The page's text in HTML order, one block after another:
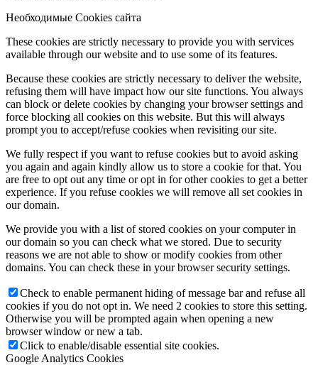
Необходимые Cookies сайта
These cookies are strictly necessary to provide you with services
available through our website and to use some of its features.
Because these cookies are strictly necessary to deliver the website,
refusing them will have impact how our site functions. You always
can block or delete cookies by changing your browser settings and
force blocking all cookies on this website. But this will always
prompt you to accept/refuse cookies when revisiting our site.
We fully respect if you want to refuse cookies but to avoid asking
you again and again kindly allow us to store a cookie for that. You
are free to opt out any time or opt in for other cookies to get a better
experience. If you refuse cookies we will remove all set cookies in
our domain.
We provide you with a list of stored cookies on your computer in
our domain so you can check what we stored. Due to security
reasons we are not able to show or modify cookies from other
domains. You can check these in your browser security settings.
Check to enable permanent hiding of message bar and refuse all
cookies if you do not opt in. We need 2 cookies to store this setting.
Otherwise you will be prompted again when opening a new
browser window or new a tab.
Click to enable/disable essential site cookies.
Google Analytics Cookies